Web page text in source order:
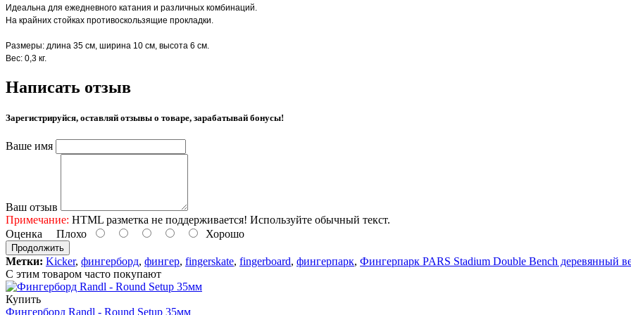
Идеальна для ежедневного катания и различных комбинаций.
На крайних стойках противоскользящие прокладки.
Размеры: длина 35 см, ширина 10 см, высота 6 см.
Вес: 0,3 кг.
Написать отзыв
Зарегистрируйся, оставляй отзывы о товаре, зарабатывай бонусы!
Ваше имя
Ваш отзыв
Примечание: HTML разметка не поддерживается! Используйте обычный текст.
Оценка Плохо Хорошо
Продолжить
Метки: Kicker, фингерборд, фингер, fingerskate, fingerboard, фингерпарк, Фингерпарк PARS Stadium Double Bench деревянный
С этим товаром часто покупают
Купить
Фингерборд Randl - Round Setup 35мм